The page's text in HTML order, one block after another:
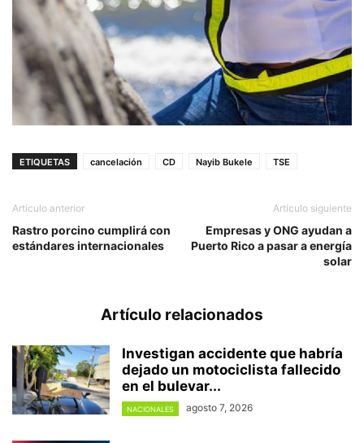
ETIQUETAS cancelación CD Nayib Bukele TSE
Artículo anterior
Rastro porcino cumplirá con
estándares internacionales
Artículo siguiente
Empresas y ONG ayudan a
Puerto Rico a pasar a energía
solar
Artículo relacionados
Investigan accidente que habría
dejado un motociclista fallecido
en el bulevar...
NACIONALES agosto 7, 2026